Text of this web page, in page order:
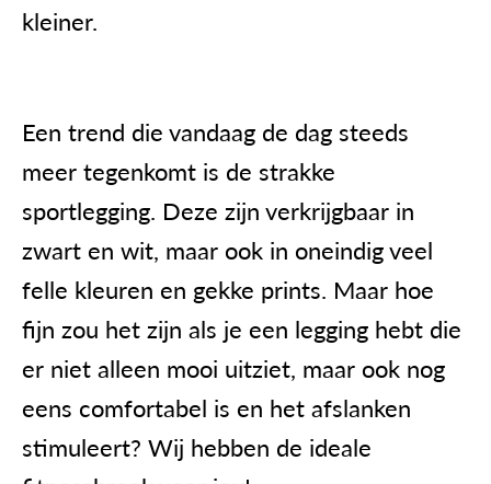
kleiner.
Een trend die vandaag de dag steeds
meer tegenkomt is de strakke
sportlegging. Deze zijn verkrijgbaar in
zwart en wit, maar ook in oneindig veel
felle kleuren en gekke prints. Maar hoe
fijn zou het zijn als je een legging hebt die
er niet alleen mooi uitziet, maar ook nog
eens comfortabel is en het afslanken
stimuleert? Wij hebben de ideale